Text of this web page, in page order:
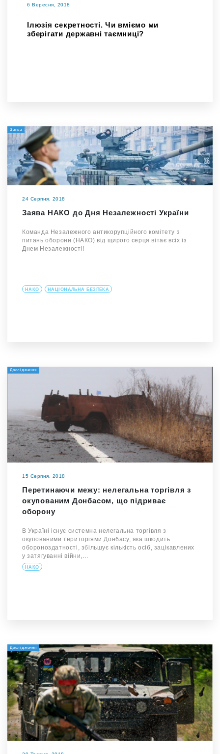
6 Вересня, 2018
Ілюзія секретності. Чи вміємо ми
зберігати державні таємниці?
Заява
24 Серпня, 2018
Заява НАКО до Дня Незалежності України
Команда Незалежного антикорупційного комітету з
питань оборони (НАКО) від щирого серця вітає всіх із
Днем Незалежності!
НАКО НАЦІОНАЛЬНА БЕЗПЕКА
Дослідження
15 Серпня, 2018
Перетинаючи межу: нелегальна торгівля з
окупованим Донбасом, що підриває
оборону
В Україні існує системна нелегальна торгівля з
окупованими територіями Донбасу, яка шкодить
обороноздатності, збільшує кількість осіб, зацікавлених
у затягуванні війни,…
НАКО
Дослідження